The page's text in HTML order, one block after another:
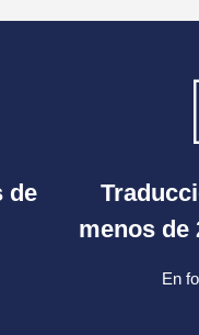
de
menos de
En